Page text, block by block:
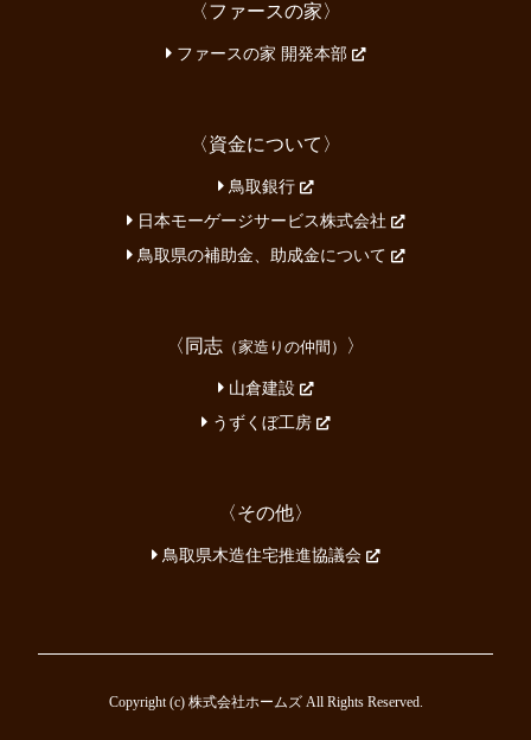
〈ファースの家〉
ファースの家 開発本部
〈資金について〉
鳥取銀行
日本モーゲージサービス株式会社
鳥取県の補助金、助成金について
〈同志 （家造りの仲間） 〉
山倉建設
うずくぼ工房
〈その他〉
鳥取県木造住宅推進協議会
Copyright (c) 株式会社ホームズ All Rights Reserved.